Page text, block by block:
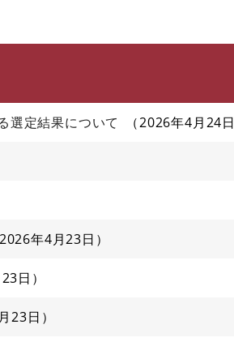
選定結果について 2026年4月24日
2026年4月23日
日
23日